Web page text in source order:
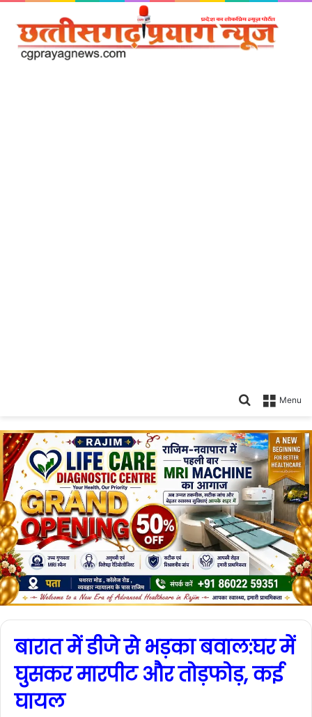
Menu
Search
बारात में डीजे से भड़का बवाल:घर में
घुसकर मारपीट और तोड़फोड़, कई
घायल